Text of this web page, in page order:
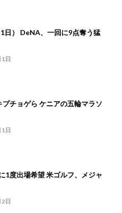
日） DeNA、一回に9点奪う猛
日
チョゲら ケニアの五輪マラソ
日
1度出場希望 米ゴルフ、メジャ
日